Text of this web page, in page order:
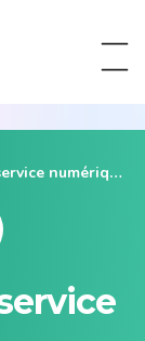
numérique